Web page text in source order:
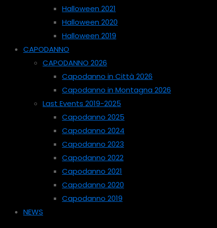
Halloween 2021
Halloween 2020
Halloween 2019
CAPODANNO
CAPODANNO 2026
Capodanno in Città 2026
Capodanno in Montagna 2026
Last Events 2019-2025
Capodanno 2025
Capodanno 2024
Capodanno 2023
Capodanno 2022
Capodanno 2021
Capodanno 2020
Capodanno 2019
NEWS